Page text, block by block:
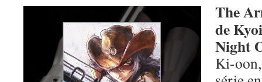
The
de
Night
Ki-